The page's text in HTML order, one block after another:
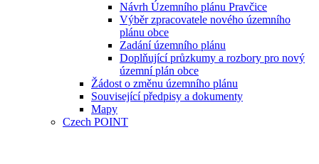
Návrh Územního plánu Pravčice
Výběr zpracovatele nového územního
plánu obce
Zadání územního plánu
Doplňující průzkumy a rozbory pro nový
územní plán obce
Žádost o změnu územního plánu
Související předpisy a dokumenty
Mapy
Czech POINT